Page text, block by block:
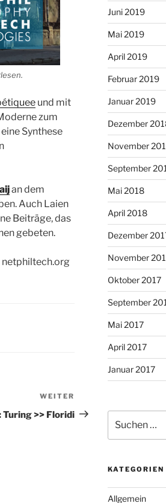
und mit
zum
Synthese
an dem
Auch Laien
Beiträge, das
gebeten.
netphiltech.org
Beitrag
WEITER
Turing >> Floridi
Juni 2019
Mai 2019
April 2019
Februar 2019
Januar 2019
Dezember
November
September
Mai 2018
April 2018
Dezember
November
Oktober 2017
September
Mai 2017
April 2017
Januar 2017
nach:
KATEGORIEN
Allgemein